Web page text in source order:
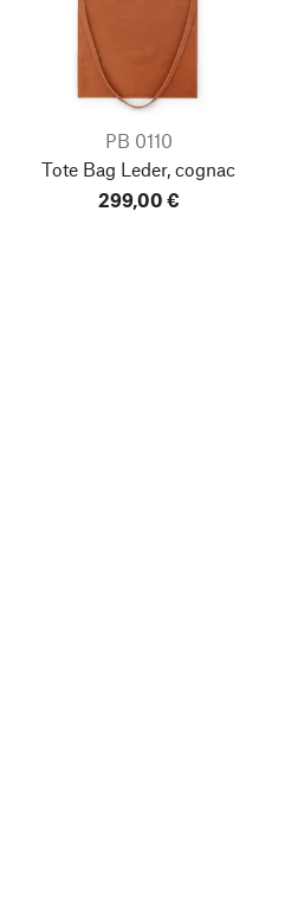
PB 0110
Tote Bag Leder, cognac
299,00 €